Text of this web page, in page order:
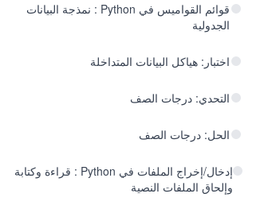
قوائم القواميس في Python : نمذجة البيانات
الجدولية
اختبار: هياكل البيانات المتداخلة
التحدي: درجات الصف
الحل: درجات الصف
إدخال/إخراج الملفات في Python : قراءة وكتابة
وإلحاق الملفات النصية